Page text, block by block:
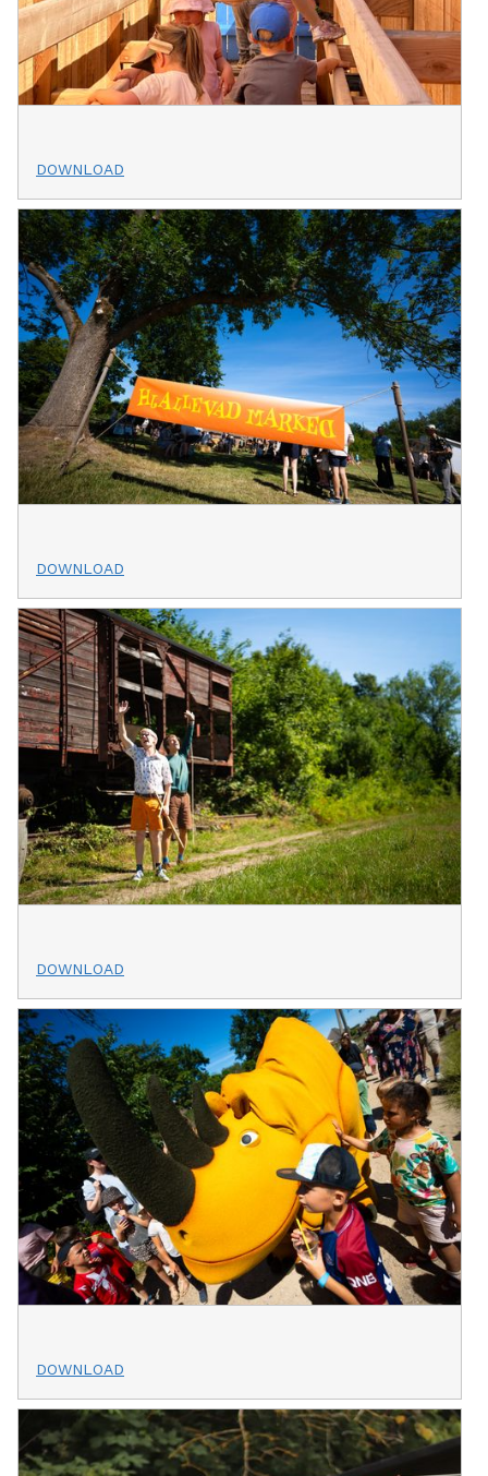
DOWNLOAD
DOWNLOAD
DOWNLOAD
DOWNLOAD